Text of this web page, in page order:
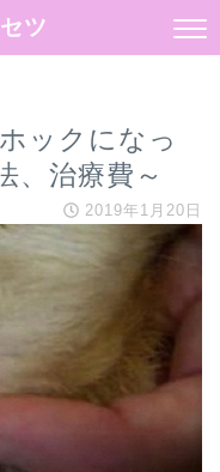
ツ
ックになっ
、治療費～
2019年1月20日